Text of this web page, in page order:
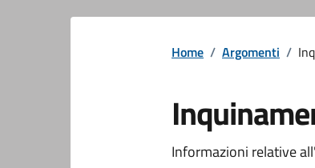
Home / Argomenti /
Informazioni relative